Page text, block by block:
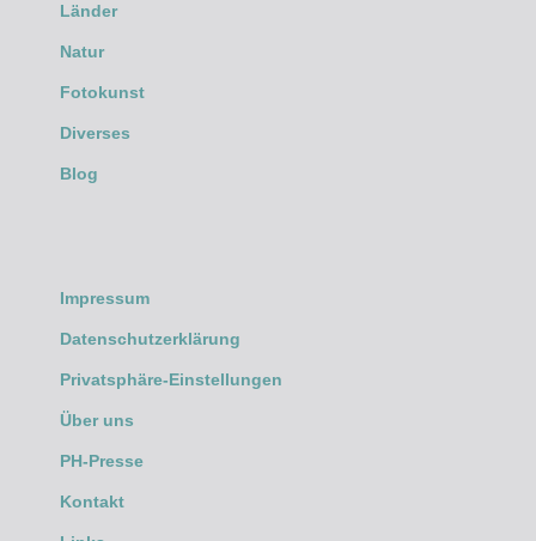
Länder
Natur
Fotokunst
Diverses
Blog
Impressum
Datenschutzerklärung
Privatsphäre-Einstellungen
Über uns
PH-Presse
Kontakt